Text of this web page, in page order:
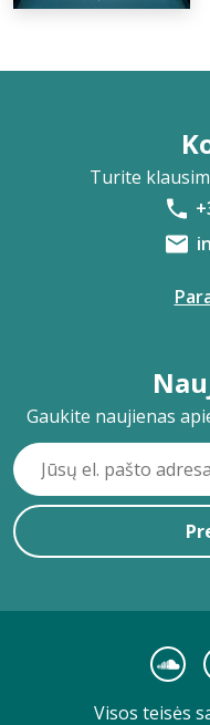
Turite
Gaukite naujienas
Visos teisės